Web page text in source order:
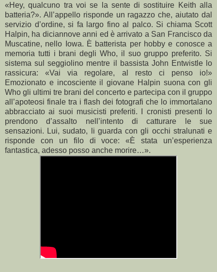
«Hey, qualcuno tra voi se la sente di sostituire Keith alla
batteria?». All’appello risponde un ragazzo che, aiutato dal
servizio d’ordine, si fa largo fino al palco. Si chiama Scott
Halpin, ha diciannove anni ed è arrivato a San Francisco da
Muscatine, nello Iowa. È batterista per hobby e conosce a
memoria tutti i brani degli Who, il suo gruppo preferito. Si
sistema sul seggiolino mentre il bassista John Entwistle lo
rassicura: «Vai via regolare, al resto ci penso io!»
Emozionato e incosciente il giovane Halpin suona con gli
Who gli ultimi tre brani del concerto e partecipa con il gruppo
all’apoteosi finale tra i flash dei fotografi che lo immortalano
abbracciato ai suoi musicisti preferiti. I cronisti presenti lo
prendono d’assalto nell’intento di catturare le sue
sensazioni. Lui, sudato, li guarda con gli occhi stralunati e
risponde con un filo di voce: «È stata un’esperienza
fantastica, adesso posso anche morire…».